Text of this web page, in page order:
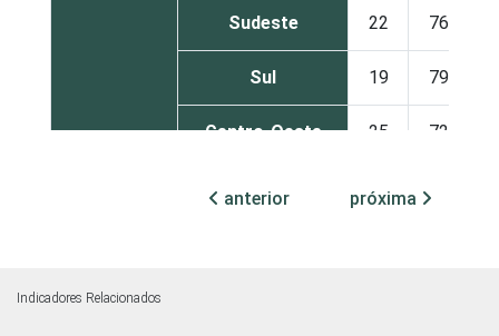
Sudeste 22 76
Sul 19 79
Centro-Oeste 25 72
Indústria de
16 82
anterior próxima
Indicadores Relacionados